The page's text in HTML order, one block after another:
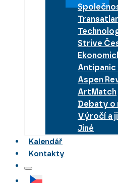
Strive
Antipanic
Aspen
ArtMatch
Debaty o
Výročí a
Jiné
Kalendář
Kontakty